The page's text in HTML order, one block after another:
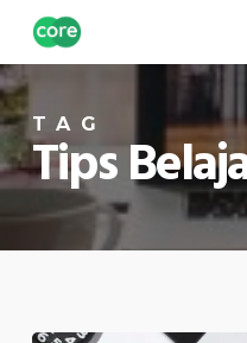
Skip
main
content
TAG
Tips